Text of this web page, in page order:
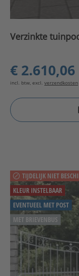
Verzinkte
€ 2.610,06
incl. btw, excl. verzendkosten
TIJDELIJK NIET
KLEUR INSTELBAAR
EVENTUEEL MET POST
MET BRIEVENBUS